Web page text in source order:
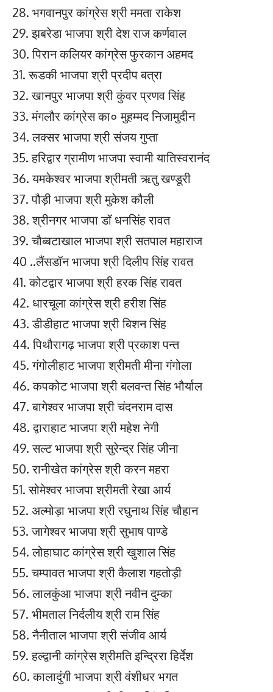
28. भगवानपुर कांग्रेस श्री ममता राकेश
29. झबरेडा भाजपा श्री देश राज कर्णवाल
30. पिरान कलियर कांग्रेस फुरकान अहमद
31. रूडकी भाजपा श्री प्रदीप बत्रा
32. खानपुर भाजपा श्री कुंवर प्रणव सिंह
33. मंगलौर कांग्रेस का० मुहम्मद निजामुदीन
34. लक्सर भाजपा श्री संजय गुप्ता
35. हरिद्वार ग्रामीण भाजपा स्वामी यातिस्वरानंद
36. यमकेश्वर भाजपा श्रीमती ऋतु खण्डूरी
37. पौड़ी भाजपा श्री मुकेश कौली
38. श्रीनगर भाजपा डॉ धनसिंह रावत
39. चौब्बटाखाल भाजपा श्री सतपाल महाराज
40 ..लैंसडॉन भाजपा श्री दिलीप सिंह रावत
41. कोटद्वार भाजपा श्री हरक सिंह रावत
42. धारचूला कांग्रेस श्री हरीश सिंह
43. डीडीहाट भाजपा श्री बिशन सिंह
44. पिथौरागढ़ भाजपा श्री प्रकाश पन्त
45. गंगोलीहाट भाजपा श्रीमती मीना गंगोला
46. कपकोट भाजपा श्री बलवन्त सिंह भौर्याल
47. बागेश्वर भाजपा श्री चंदनराम दास
48. द्वाराहाट भाजपा श्री महेश नेगी
49. सल्ट भाजपा श्री सुरेन्द्र सिंह जीना
50. रानीखेत कांग्रेस श्री करन महरा
51. सोमेश्वर भाजपा श्रीमती रेखा आर्य
52. अल्मोड़ा भाजपा श्री रघुनाथ सिंह चौहान
53. जागेश्वर भाजपा श्री सुभाष पाण्डे
54. लोहाघाट कांग्रेस श्री खुशाल सिंह
55. चम्पावत भाजपा श्री कैलाश गहतोड़ी
56. लालकुंआ भाजपा श्री नवीन दुम्का
57. भीमताल निर्दलीय श्री राम सिंह
58. नैनीताल भाजपा श्री संजीव आर्य
59. हल्द्वानी कांग्रेस श्रीमति इन्द्रिरा हिर्देश
60. कालादुंगी भाजपा श्री वंशीधर भगत